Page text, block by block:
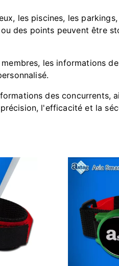
les piscines, les
des points peuvent être
les informations
des concurrents,
l'efficacité et la